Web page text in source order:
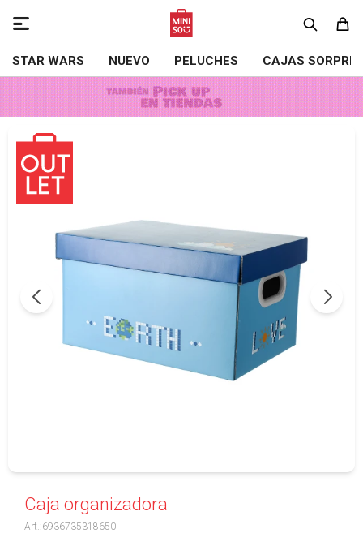
STAR WARS NUEVO PELUCHES CAJAS

Caja organizadora
6936735318650